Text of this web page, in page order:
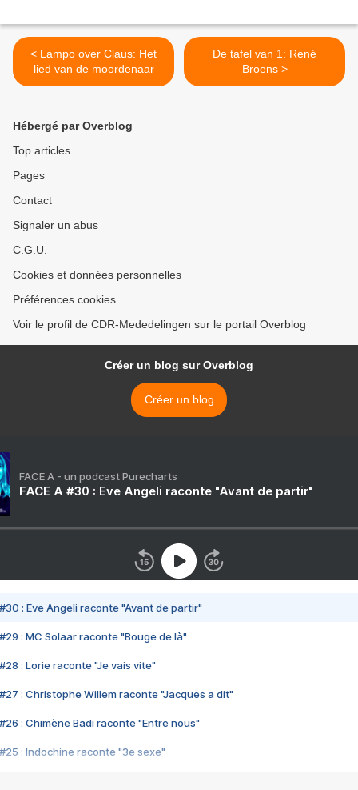
< Lampo over Claus: Het
lied van de moordenaar
De tafel van 1: René
Broens >
Hébergé par Overblog
Top articles
Pages
Contact
Signaler un abus
C.G.U.
Cookies et données personnelles
Préférences cookies
Voir le profil de CDR-Mededelingen sur le portail Overblog
Créer un blog sur Overblog
Créer un blog
FACE A - un podcast Purecharts
FACE A #30 : Eve Angeli raconte "Avant de partir"
#30 : Eve Angeli raconte "Avant de partir"
#29 : MC Solaar raconte "Bouge de là"
#28 : Lorie raconte "Je vais vite"
#27 : Christophe Willem raconte "Jacques a dit"
#26 : Chimène Badi raconte "Entre nous"
#25 : Indochine raconte "3e sexe"